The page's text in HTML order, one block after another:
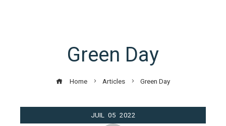
Green Day
Home Articles Green Day
JUIL 05 2022